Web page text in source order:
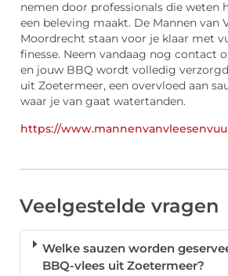
nemen door professionals die weten
een beleving maakt. De Mannen van
Moordrecht staan voor je klaar met
finesse. Neem vandaag nog contact
en jouw BBQ wordt volledig
uit Zoetermeer, een overvloed aan
waar je van gaat watertanden.
https://
Veelgestelde vragen
Welke sauzen worden
BBQ-vlees uit Zoetermeer?